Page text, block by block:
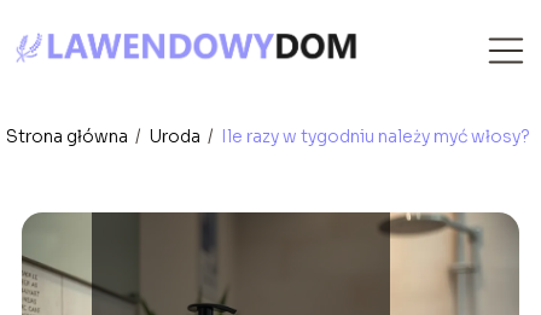
Strona główna / Uroda / Ile razy w tygodniu należy myć włosy?